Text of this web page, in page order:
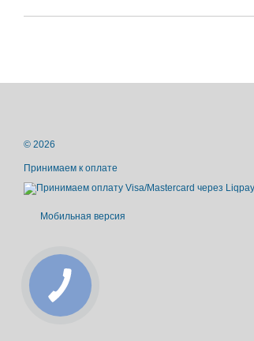
© 2026
Принимаем к оплате
Мобильная версия